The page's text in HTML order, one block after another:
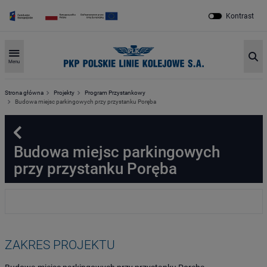
Kontrast
Menu
Strona główna Projekty
Program Przystankowy
Budowa miejsc parkingowych przy przystanku Poręba
Powrót
Budowa miejsc parkingowych
przy przystanku Poręba
ZAKRES PROJEKTU